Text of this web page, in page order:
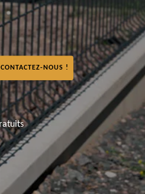
CONTACTEZ-NOUS !